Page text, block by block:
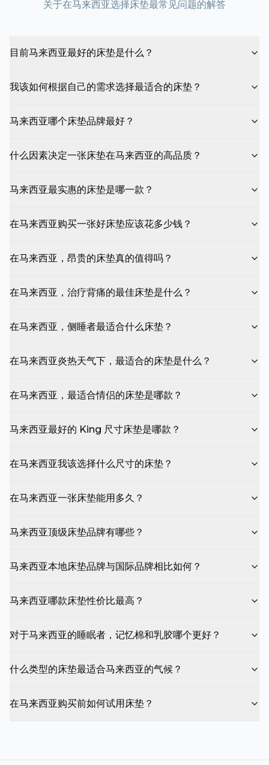
关于在马来西亚选择床垫最常见问题的解答
目前马来西亚最好的床垫是什么？
我该如何根据自己的需求选择最适合的床垫？
马来西亚哪个床垫品牌最好？
什么因素决定一张床垫在马来西亚的高品质？
马来西亚最实惠的床垫是哪一款？
在马来西亚购买一张好床垫应该花多少钱？
在马来西亚，昂贵的床垫真的值得吗？
在马来西亚，治疗背痛的最佳床垫是什么？
在马来西亚，侧睡者最适合什么床垫？
在马来西亚炎热天气下，最适合的床垫是什么？
在马来西亚，最适合情侣的床垫是哪款？
马来西亚最好的 King 尺寸床垫是哪款？
在马来西亚我该选择什么尺寸的床垫？
在马来西亚一张床垫能用多久？
马来西亚顶级床垫品牌有哪些？
马来西亚本地床垫品牌与国际品牌相比如何？
马来西亚哪款床垫性价比最高？
对于马来西亚的睡眠者，记忆棉和乳胶哪个更好？
什么类型的床垫最适合马来西亚的气候？
在马来西亚购买前如何试用床垫？